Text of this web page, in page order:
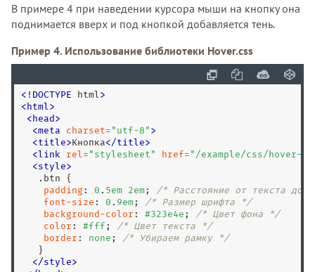
В примере 4 при наведении курсора мыши на кнопку она
поднимается вверх и под кнопкой добавляется тень.
Пример 4. Использование библиотеки Hover.css
< ! DOCTYPE html >
< html >
< head >
<meta charset= " utf-8 " >
<title>Кнопка</title>
<link rel = " stylesheet " href= " /example/css/hover-
<style>
.btn {
padding : 0 . 5em 2em;
/* Расстояние от текста до
font-size : 0 . 9em;
/* Размер шрифта */
background-color : #323e4e ;
/* Цвет фона */
color : #fff ;
/* Цвет текста */
border : none ;
/* Убираем рамку */
   }
</style>